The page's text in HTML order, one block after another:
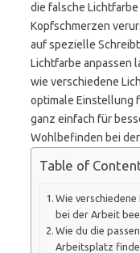
die falsche
Kopfschmerzen
auf spezielle
Lichtfarbe anpassen
wie verschiedene
optimale Einstellung
ganz einfach für
Wohlbefinden bei
Table of
Wie
bei der Arbeit
Wie du die
Arbeitsplatz